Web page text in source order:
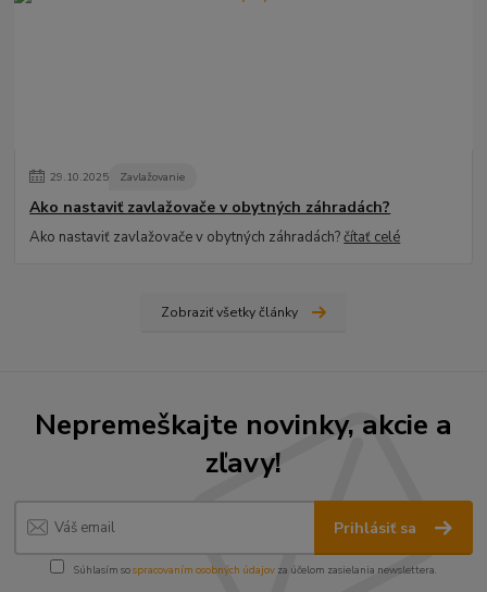
29.10.2025 Zavlažovanie
Ako nastaviť zavlažovače v obytných záhradách?
Ako nastaviť zavlažovače v obytných záhradách?čítať celé
Zobraziť všetky články
Nepremeškajte novinky, akcie a
zľavy!
Prihlásiť sa
Súhlasím sospracovaním osobných údajov za účelom zasielania newslettera.